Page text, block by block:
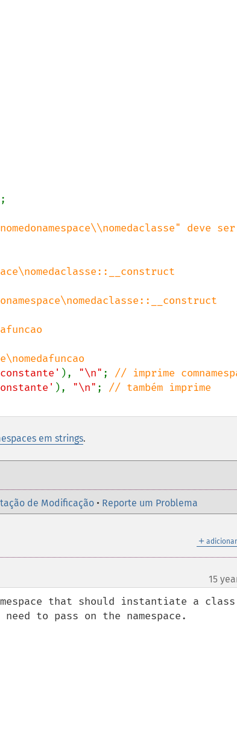
;
deve ser
), "\n" ;
), "\n" ; // também imprime
em strings.
de Modificação • Reporte um Problema
＋
15
that should instantiate a class
to pass on the namespace.